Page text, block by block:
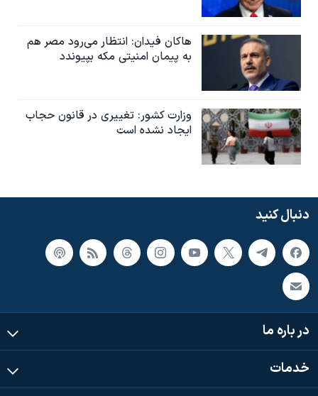
هاکان فیدان: انتظار می‌رود مصر هم
به پیمان امنیتی مکه بپیوندد
وزارت کشور: تغییری در قانون حجاب
ایجاد نشده است
دنبال کنید
در باره ما
خدمات